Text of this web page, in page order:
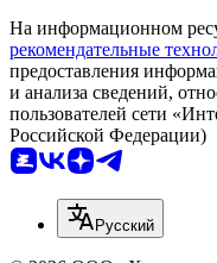
На информационном
рекомендательные
предоставления
и анализа сведений,
пользователей сети
Российской Федерации)
Русский